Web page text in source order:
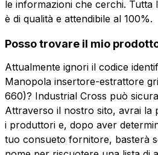
Azienda
Ruolo
Email
Azienda
Note
le informazioni che cerchi. Tutta
è di qualità e attendibile al 100%.
Posso trovare il mio
Attualmente ignori il codice
Manopola insertore-estrattore
660)? Industrial Cross può
Attraverso il nostro sito, avrai la
i produttori e, dopo aver
tuo consueto fornitore, basterà